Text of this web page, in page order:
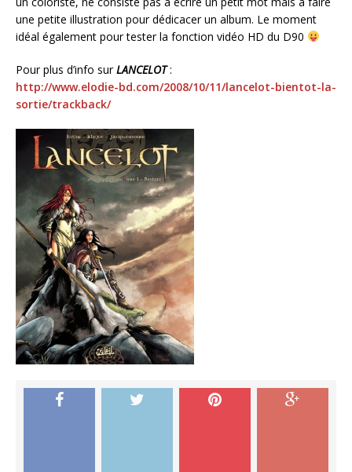
une petite illustration pour dédicacer un album. Le moment
idéal également pour tester la fonction vidéo HD du D90
Pour plus d’info surLANCELOT:
http://www.elodie-bd.com/2008/10/11/lancelot-bientot-la-
sortie/trackback/